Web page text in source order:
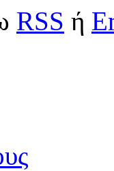
RSS ή